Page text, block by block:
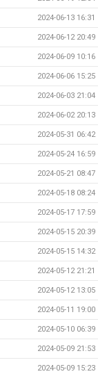
2024-06-13 16:31
2024-06-12 20:49
2024-06-09 10:16
2024-06-06 15:25
2024-06-03 21:04
2024-06-02 20:13
2024-05-31 06:42
2024-05-24 16:59
2024-05-21 08:47
2024-05-18 08:24
2024-05-17 17:59
2024-05-15 20:39
2024-05-15 14:32
2024-05-12 21:21
2024-05-12 13:05
2024-05-11 19:00
2024-05-10 06:39
2024-05-09 21:53
2024-05-09 15:23